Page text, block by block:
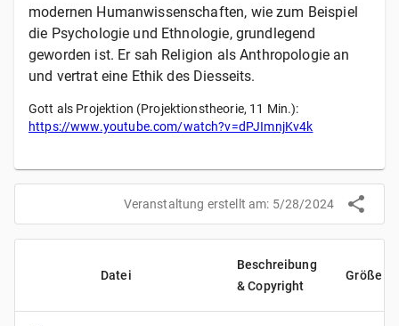
modernen Humanwissenschaften, wie zum Beispiel
die Psychologie und Ethnologie, grundlegend
geworden ist. Er sah Religion als Anthropologie an
und vertrat eine Ethik des Diesseits.
Gott als Projektion (Projektionstheorie, 11 Min.):
https://www.youtube.com/watch?v=dPJImnjKv4k
Veranstaltung erstellt am: 5/28/2024
Datei
Beschreibung
& Copyright
Größe